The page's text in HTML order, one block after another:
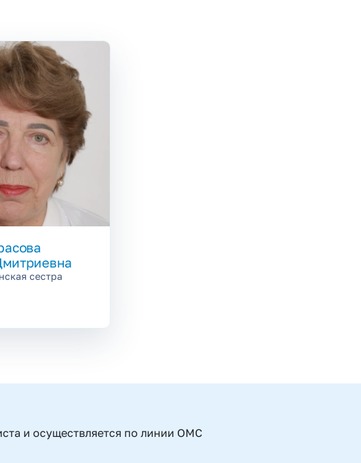
сестра
и осуществляется по линии ОМС